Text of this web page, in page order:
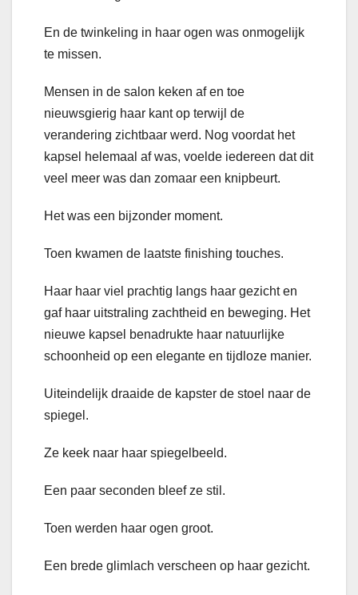
En de twinkeling in haar ogen was onmogelijk
te missen.
Mensen in de salon keken af en toe
nieuwsgierig haar kant op terwijl de
verandering zichtbaar werd. Nog voordat het
kapsel helemaal af was, voelde iedereen dat dit
veel meer was dan zomaar een knipbeurt.
Het was een bijzonder moment.
Toen kwamen de laatste finishing touches.
Haar haar viel prachtig langs haar gezicht en
gaf haar uitstraling zachtheid en beweging. Het
nieuwe kapsel benadrukte haar natuurlijke
schoonheid op een elegante en tijdloze manier.
Uiteindelijk draaide de kapster de stoel naar de
spiegel.
Ze keek naar haar spiegelbeeld.
Een paar seconden bleef ze stil.
Toen werden haar ogen groot.
Een brede glimlach verscheen op haar gezicht.